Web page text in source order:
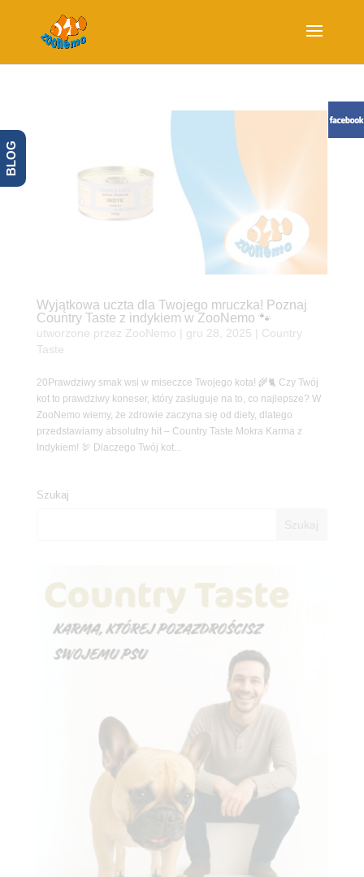
Wyjątkowa uczta dla Twojego mruczka! Poznaj
Country Taste z indykiem w ZooNemo 🐾
utworzone przez ZooNemo gru 28, 2025
Country
Taste
20Prawdziwy smak wsi w miseczce Twojego kota! 🌾🐈 Czy Twój
kot to prawdziwy koneser, który zasługuje na to, co najlepsze? W
ZooNemo wiemy, że zdrowie zaczyna się od diety, dlatego
przedstawiamy absolutny hit – Country Taste Mokra Karma z
Indykiem! 🦃 Dlaczego Twój kot...
Szukaj
BLOG